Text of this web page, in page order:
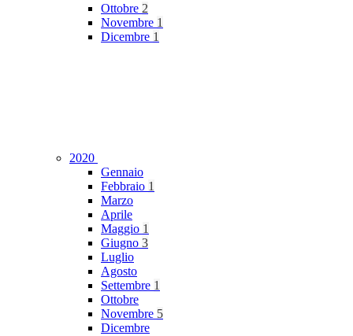
Ottobre 2
Novembre 1
Dicembre 1
2020
Gennaio
Febbraio 1
Marzo
Aprile
Maggio 1
Giugno 3
Luglio
Agosto
Settembre 1
Ottobre
Novembre 5
Dicembre